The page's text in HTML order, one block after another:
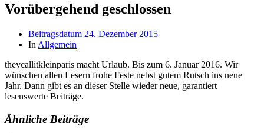
Vorübergehend geschlossen
Beitragsdatum 24. Dezember 2015
In Allgemein
theycallitkleinparis macht Urlaub. Bis zum 6. Januar 2016. Wir
wünschen allen Lesern frohe Feste nebst gutem Rutsch ins neue
Jahr. Dann gibt es an dieser Stelle wieder neue, garantiert
lesenswerte Beiträge.
Ähnliche Beiträge